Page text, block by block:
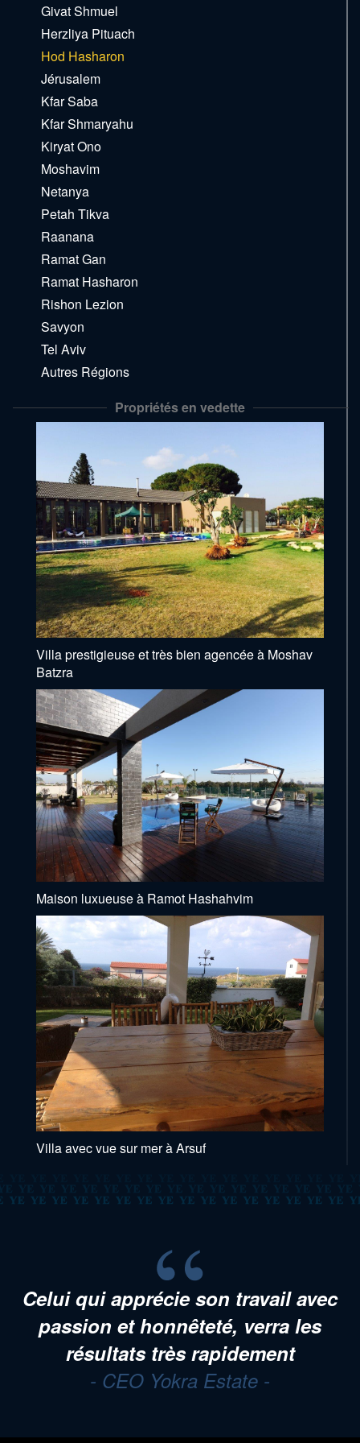
Givat Shmuel
Herzliya Pituach
Hod Hasharon
Jérusalem
Kfar Saba
Kfar Shmaryahu
Kiryat Ono
Moshavim
Netanya
Petah Tikva
Raanana
Ramat Gan
Ramat Hasharon
Rishon Lezion
Savyon
Tel Aviv
Autres Régions
Propriétés en vedette
Villa prestigieuse et très bien agencée à Moshav
Batzra
Maison luxueuse à Ramot Hashahvim
Villa avec vue sur mer à Arsuf
Vous n’avez jamais une deuxième
chance de faire une bonne première
impression
- CEO Yokra Estate -